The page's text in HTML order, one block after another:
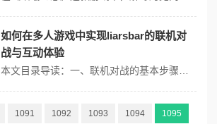
如何在多人游戏中实现liarsbar的联机对
战与互动体验
1091 1092 1093 1094 1095